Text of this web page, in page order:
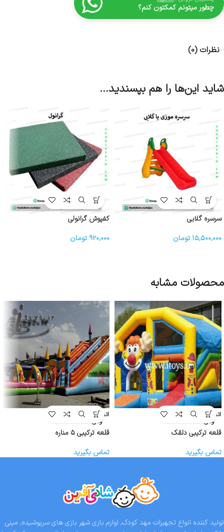
چطور میتونم کمکتون کنم؟
نظرات (0)
شاید این‌ها را هم بپسندید…
سرسره گلابی
۱۵,۵۰۰,۰۰۰ تومان
کفپوش گرانولی
۹۲۰,۰۰۰ تومان
محصولات مشابه
اتمام موج
ودی
قلعه ترکیبی دلقک
تماس بگیرید
اتمام موج
ودی
قلعه ترکیبی ۵ مناره
تماس بگیرید
تولید کننده انواع تجهیزات مهد کودک, لوازم بازی شهر بازی های سرپوشیده, مینی